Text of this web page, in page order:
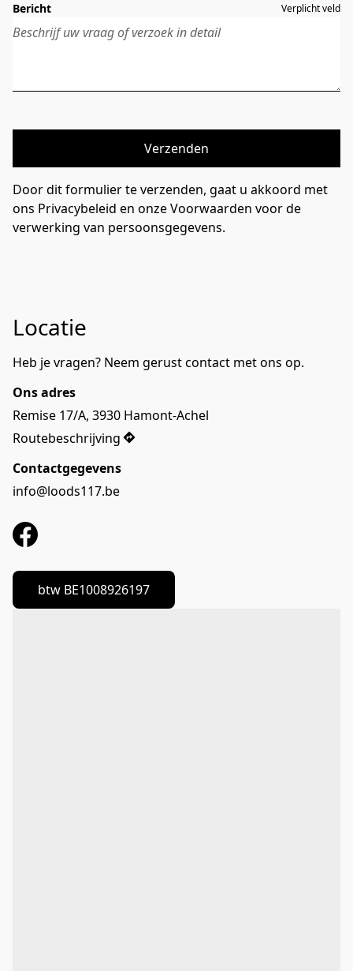
Bericht Verplicht veld
Verzenden
Door dit formulier te verzenden, gaat u akkoord met
ons Privacybeleid en onze Voorwaarden voor de
verwerking van persoonsgegevens.
Locatie
Heb je vragen? Neem gerust contact met ons op.
Ons adres
Remise 17/A, 3930 Hamont-Achel
Routebeschrijving
Contactgegevens
info@loods117.be
btw BE1008926197